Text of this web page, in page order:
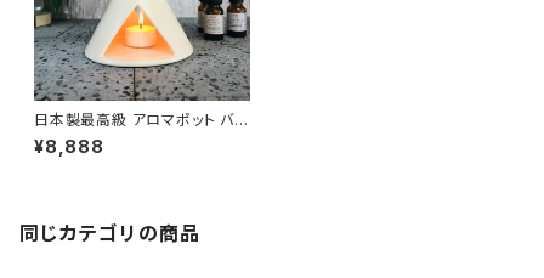
日本製最高級 アロマポット バニ
ラ
¥8,888
同じカテゴリの商品